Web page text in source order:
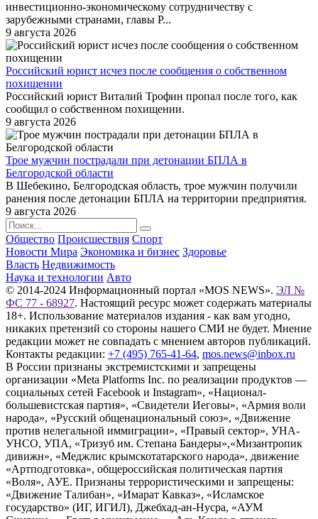
инвестиционно-экономическому сотрудничеству с
зарубежными странами, главы Р...
9 августа 2026
Российский юрист исчез после сообщения о собственном
похищении
Российский юрист Виталий Трофин пропал после того, как
сообщил о собственном похищении.
9 августа 2026
Трое мужчин пострадали при детонации БПЛА в
Белгородской области
В Шебекино, Белгородская область, трое мужчин получили
ранения после детонации БПЛА на территории предприятия.
9 августа 2026
Общество Происшествия Спорт
Новости Мира Экономика и бизнес Здоровье
Власть Недвижимость
Наука и технологии Авто
© 2014-2024 Информационный портал «MOS NEWS». ЭЛ №
ФС 77 - 68927. Настоящий ресурс может содержать материалы
18+. Использование материалов издания - как вам угодно,
никаких претензий со стороны нашего СМИ не будет. Мнение
редакции может не совпадать с мнением авторов публикаций.
Контакты редакции: +7 (495) 765-41-64, mos.news@inbox.ru
В России признаны экстремистскими и запрещены
организации «Meta Platforms Inc. по реализации продуктов —
социальных сетей Facebook и Instagram», «Национал-
большевистская партия», «Свидетели Иеговы», «Армия воли
народа», «Русский общенациональный союз», «Движение
против нелегальной иммиграции», «Правый сектор», УНА-
УНСО, УПА, «Тризуб им. Степана Бандеры»,«Мизантропик
дивижн», «Меджлис крымскотатарского народа», движение
«Артподготовка», общероссийская политическая партия
«Воля», АУЕ. Признаны террористическими и запрещены:
«Движение Талибан», «Имарат Кавказ», «Исламское
государство» (ИГ, ИГИЛ), Джебхад-ан-Нусра, «АУМ